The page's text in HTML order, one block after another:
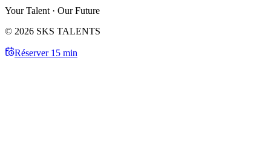
Your Talent · Our Future
© 2026 SKS TALENTS
Réserver 15 min